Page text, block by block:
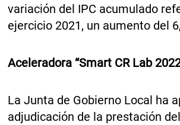
variación del IPC acumulado
ejercicio 2021, un aumento del
Aceleradora “Smart CR Lab
La Junta de Gobierno Local ha
adjudicación de la prestación